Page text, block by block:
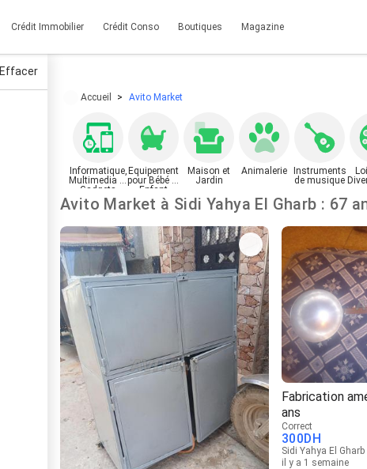
Crédit Immobilier Crédit Conso Boutiques Magazine
Effacer
Accueil Avito Market
Informatique,
Multimedia et
Gadgets
Equipement
pour Bébé et
Enfant
Maison et
Jardin
Animalerie
Instruments
de musique
Avito Market à Sidi Yahya El Gharb :
Fabrication
ans
Correct
300DH
Sidi Yahya El Gharb
il y a 1 semaine